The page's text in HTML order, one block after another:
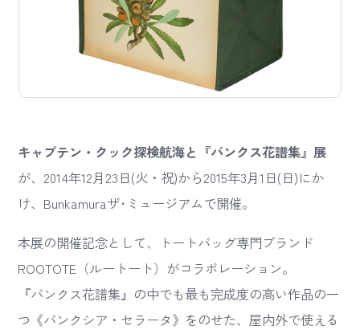
キャプテン・クック探検航海と『バンクス花譜集』展
が、2014年12月23日(火・祝)から2015年3月1日(日)にか
け、Bunkamuraザ･ミュージアムで開催。
本展の開催記念として、トートバッグ専門ブランド
ROOTOTE（ルートート）がコラボレーション。
『バンクス花譜集』の中でも最も完成度の高い作品の一
つ《バンクシア・セラータ》をのせた、屋内外で使える